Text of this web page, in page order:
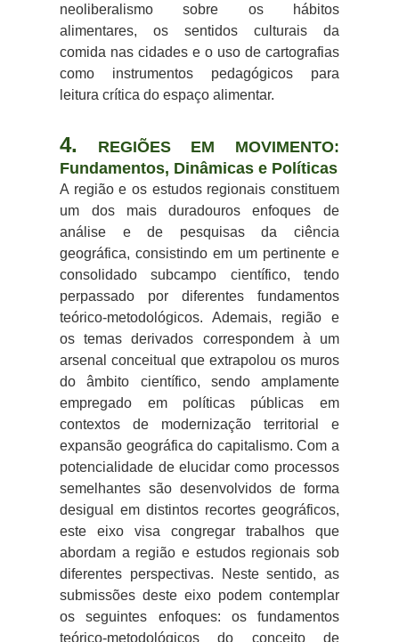
neoliberalismo sobre os hábitos
alimentares, os sentidos culturais da
comida nas cidades e o uso de cartografias
como instrumentos pedagógicos para
leitura crítica do espaço alimentar.
4.
REGIÕES EM MOVIMENTO:
Fundamentos, Dinâmicas e Políticas
A região e os estudos regionais constituem
um dos mais duradouros enfoques de
análise e de pesquisas da ciência
geográfica, consistindo em um pertinente e
consolidado subcampo científico, tendo
perpassado por diferentes fundamentos
teórico-metodológicos. Ademais, região e
os temas derivados correspondem à um
arsenal conceitual que extrapolou os muros
do âmbito científico, sendo amplamente
empregado em políticas públicas em
contextos de modernização territorial e
expansão geográfica do capitalismo. Com a
potencialidade de elucidar como processos
semelhantes são desenvolvidos de forma
desigual em distintos recortes geográficos,
este eixo visa congregar trabalhos que
abordam a região e estudos regionais sob
diferentes perspectivas. Neste sentido, as
submissões deste eixo podem contemplar
os seguintes enfoques: os fundamentos
teórico-metodológicos do conceito de